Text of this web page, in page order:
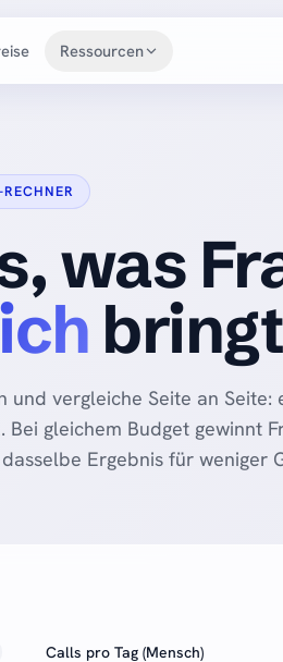
Nachfassen
Zahlungserinnerung
Datenanreicherung
Ressourcen
Blog
Academy
Erfolgsgeschichten
Partnerprogramm
Dokumentation
RECHNER
was
und vergleiche Seite an Seite:
Bei gleichem Budget gewinnt
Ergebnis für weniger
Calls pro Tag (Mensch)